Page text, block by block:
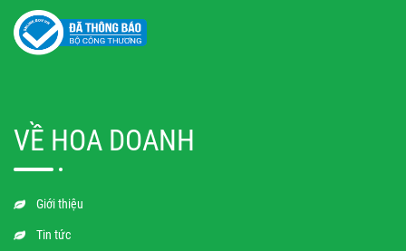
VỀ HOA DOANH
Giới thiệu
Tin tức